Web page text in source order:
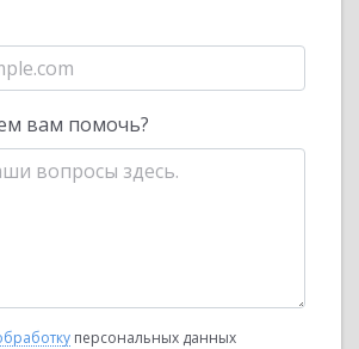
вам помочь?
персональных данных